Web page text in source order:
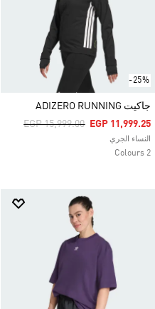
-25%
جاكيت ADIZERO RUNNING
Price Reduced From
EGP 15,999.00ToEGP 11,999.25
النساء الجري
2 Colours